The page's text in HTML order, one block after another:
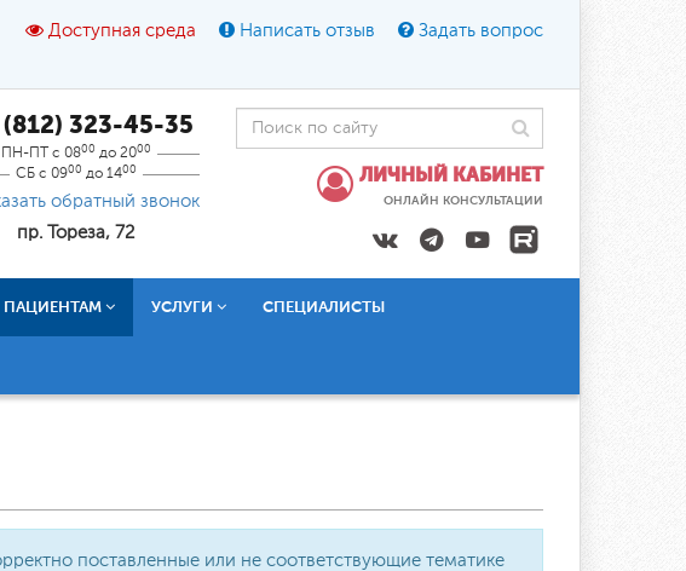
Доступная среда Написать отзыв Задать вопрос
Звук
(812) 323-45-35
ПН-ПТ с 0800 до 2000
СБ с 0900 до 1400
обратный звонок
пр. Тореза, 72
ЛИЧНЫЙ КАБИНЕТ
ОНЛАЙН КОНСУЛЬТАЦИИ
ПАЦИЕНТАМ УСЛУГИ СПЕЦИАЛИСТЫ
поставленные или не соответствующие тематике